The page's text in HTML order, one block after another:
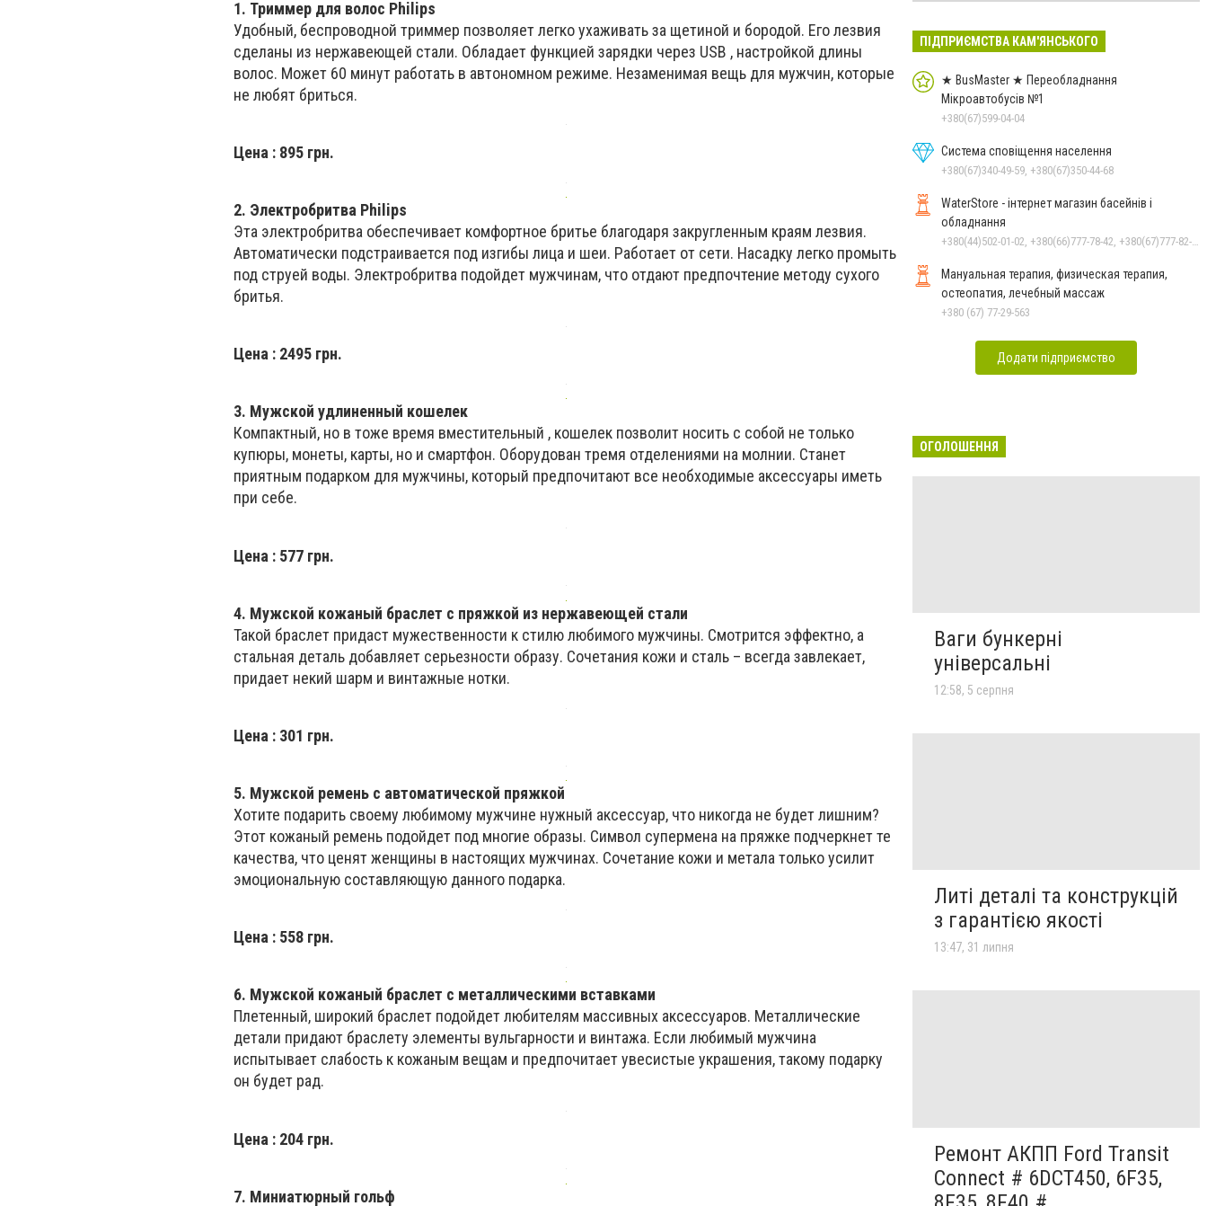
1. Триммер для волос Philips
Удобный, беспроводной триммер позволяет легко ухаживать за щетиной и бородой. Его лезвия
сделаны из нержавеющей стали. Обладает функцией зарядки через USB , настройкой длины
волос. Может 60 минут работать в автономном режиме. Незаменимая вещь для мужчин, которые
не любят бриться.
Цена : 895 грн.
2. Электробритва Philips
Эта электробритва обеспечивает комфортное бритье благодаря закругленным краям лезвия.
Автоматически подстраивается под изгибы лица и шеи. Работает от сети. Насадку легко промыть
под струей воды. Электробритва подойдет мужчинам, что отдают предпочтение методу сухого
бритья.
Цена : 2495 грн.
3. Мужской удлиненный кошелек
Компактный, но в тоже время вместительный , кошелек позволит носить с собой не только
купюры, монеты, карты, но и смартфон. Оборудован тремя отделениями на молнии. Станет
приятным подарком для мужчины, который предпочитают все необходимые аксессуары иметь
при себе.
Цена : 577 грн.
4. Мужской кожаный браслет с пряжкой из нержавеющей стали
Такой браслет придаст мужественности к стилю любимого мужчины. Смотрится эффектно, а
стальная деталь добавляет серьезности образу. Сочетания кожи и сталь – всегда завлекает,
придает некий шарм и винтажные нотки.
Цена : 301 грн.
5. Мужской ремень с автоматической пряжкой
Хотите подарить своему любимому мужчине нужный аксессуар, что никогда не будет лишним?
Этот кожаный ремень подойдет под многие образы. Символ супермена на пряжке подчеркнет те
качества, что ценят женщины в настоящих мужчинах. Сочетание кожи и метала только усилит
эмоциональную составляющую данного подарка.
Цена : 558 грн.
6. Мужской кожаный браслет с металлическими вставками
Плетенный, широкий браслет подойдет любителям массивных аксессуаров. Металлические
детали придают браслету элементы вульгарности и винтажа. Если любимый мужчина
испытывает слабость к кожаным вещам и предпочитает увесистые украшения, такому подарку
он будет рад.
Цена : 204 грн.
7. Миниатюрный гольф
ПІДПРИЄМСТВА КАМ'ЯНСЬКОГО
★ BusMaster ★ Переобладнання
Мікроавтобусів №1
+380(67)599-04-04
Система сповіщення населення
+380(67)340-49-59, +380(67)350-44-68
WaterStore - інтернет магазин басейнів і
обладнання
Мануальная терапия, физическая терапия,
остеопатия, лечебный массаж
+380 (67) 77-29-563
Додати підприємство
ОГОЛОШЕННЯ
Ваги бункерні
універсальні
12:58, 5 серпня
Литі деталі та конструкцій
з гарантією якості
13:47, 31 липня
Ремонт АКПП Ford Transit
Connect # 6DCT450, 6F35,